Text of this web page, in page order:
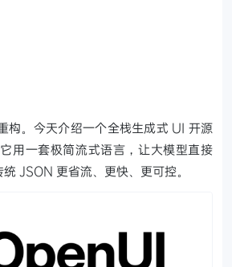
构。今天介绍一个全栈生成式 UI 开源
一套极简流式语言，让大模型直接
JSON 更省流、更快、更可控。